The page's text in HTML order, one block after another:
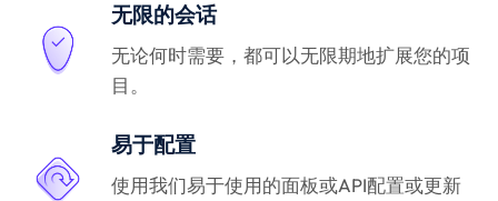
无限的会话
无论何时需要，都可以无限期地扩展您的项
目。
易于配置
使用我们易于使用的面板或API配置或更新